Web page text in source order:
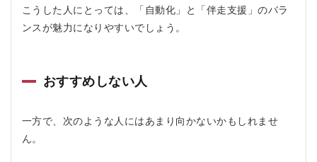
こうした人にとっては、「自動化」と「伴走支援」のバラ
ンスが魅力になりやすいでしょう。
おすすめしない人
一方で、次のような人にはあまり向かないかもしれませ
ん。